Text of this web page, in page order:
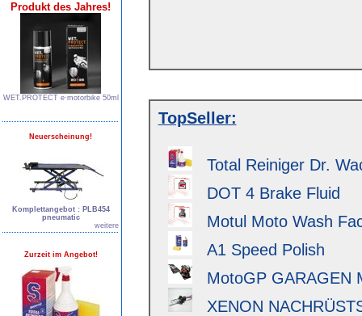
Produkt des Jahres!
WET.PROTECT e∙motorbike 50ml
Neuerscheinung!
Komplettangebot : PLB454
pneumatic
weitere
Zurzeit im Angebot!
TopSeller:
Total Reiniger Dr.
DOT 4 Brake Fluid
Motul Moto Wash
A1 Speed Polish
MotoGP GARAGEN
XENON